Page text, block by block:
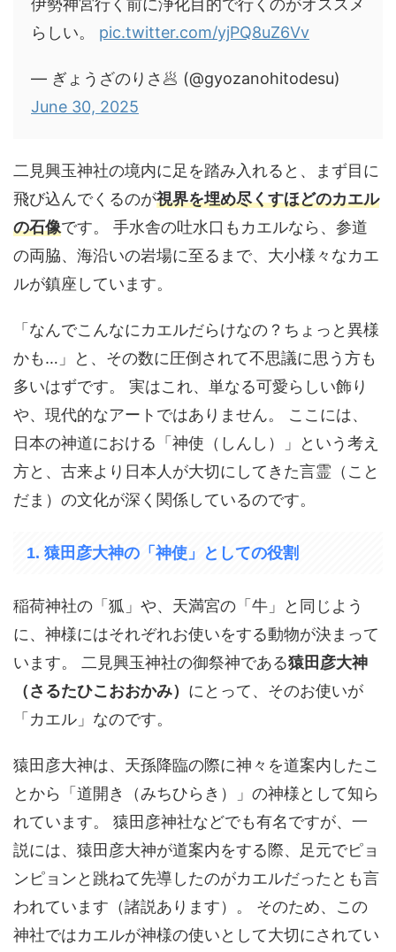
らしい。 pic.twitter.com/yjPQ8uZ6Vv
— ぎょうざのりさ🥟 (@gyozanohitodesu)
June 30, 2025
二見興玉神社の境内に足を踏み入れると、まず目に
飛び込んでくるのが視界を埋め尽くすほどのカエル
の石像です。 手水舎の吐水口もカエルなら、参道
の両脇、海沿いの岩場に至るまで、大小様々なカエ
ルが鎮座しています。
「なんでこんなにカエルだらけなの？ちょっと異様
かも…」と、その数に圧倒されて不思議に思う方も
多いはずです。 実はこれ、単なる可愛らしい飾り
や、現代的なアートではありません。 ここには、
日本の神道における「神使（しんし）」という考え
方と、古来より日本人が大切にしてきた言霊（こと
だま）の文化が深く関係しているのです。
1. 猿田彦大神の「神使」としての役割
稲荷神社の「狐」や、天満宮の「牛」と同じよう
に、神様にはそれぞれお使いをする動物が決まって
います。 二見興玉神社の御祭神である猿田彦大神
（さるたひこおおかみ） にとって、そのお使いが
「カエル」なのです。
猿田彦大神は、天孫降臨の際に神々を道案内したこ
とから「道開き（みちひらき）」の神様として知ら
れています。 猿田彦神社などでも有名ですが、一
説には、猿田彦大神が道案内をする際、足元でピョ
ンピョンと跳ねて先導したのがカエルだったとも言
われています（諸説あります）。 そのため、この
神社ではカエルが神様の使いとして大切にされてい